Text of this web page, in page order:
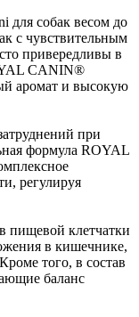
собак весом до
с чувствительным
привередливы в
CANIN®
аромат и высокую
при
формула ROYAL
регулируя
пищевой клетчатки
в кишечнике,
того, в состав
баланс